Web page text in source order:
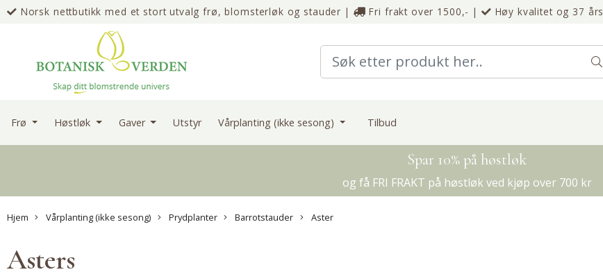
Norsk nettbutikk med et stort utvalg frø, blomsterløk og stauder | Fri frakt over 1500,- |
Høy kvalitet og 37 års
Frø Høstløk Gaver Utstyr Vårplanting (ikke sesong) Tilbud
Spar 10% på høstløk
og få FRI FRAKT på høstløk ved kjøp over 700 kr
Hjem Vårplanting (ikke sesong) Prydplanter Barrotstauder Aster
Asters